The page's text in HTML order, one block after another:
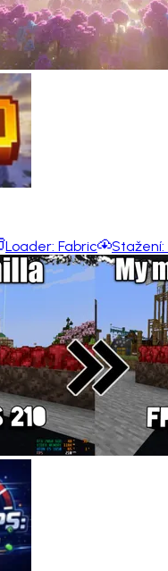
Loader: Fabric Stažení: